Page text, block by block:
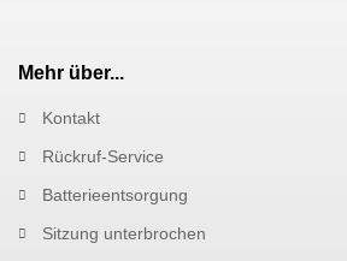
Mehr über...
Kontakt
Rückruf-Service
Batterieentsorgung
Sitzung unterbrochen